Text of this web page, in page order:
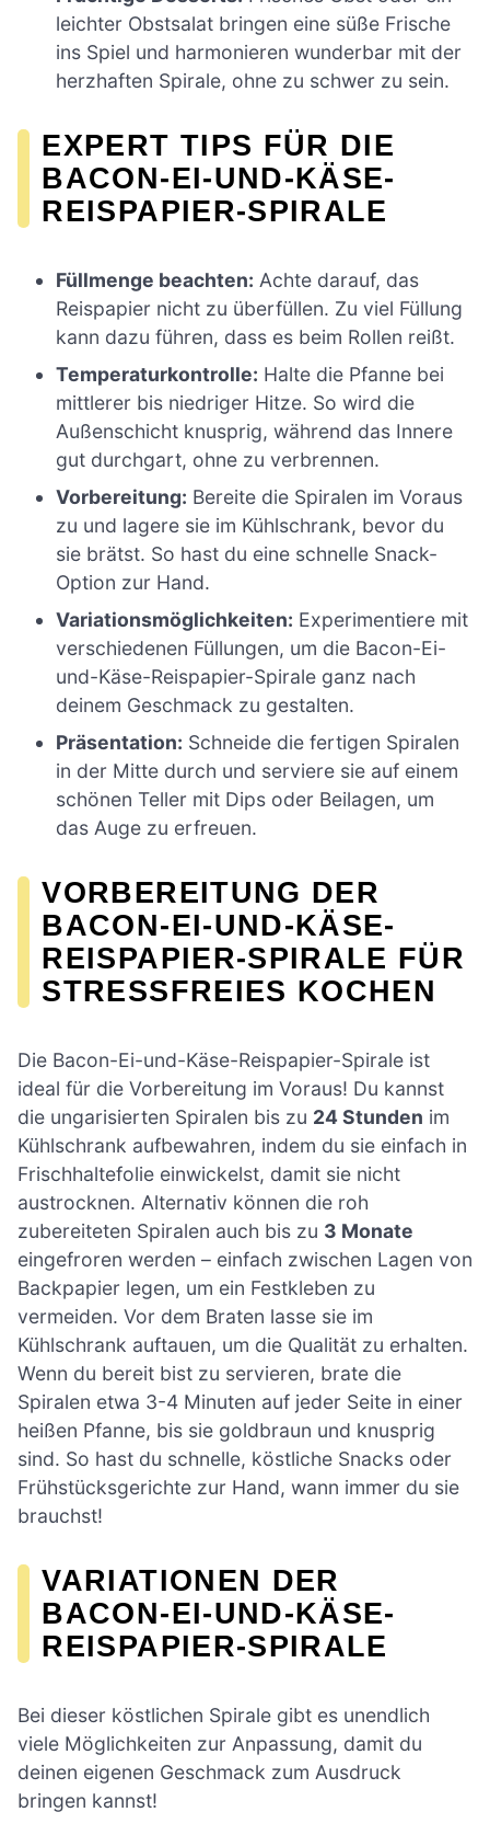
leichter Obstsalat bringen eine süße Frische
ins Spiel und harmonieren wunderbar mit der
herzhaften Spirale, ohne zu schwer zu sein.
EXPERT TIPS FÜR DIE
BACON-EI-UND-KÄSE-
REISPAPIER-SPIRALE
Füllmenge beachten: Achte darauf, das
Reispapier nicht zu überfüllen. Zu viel Füllung
kann dazu führen, dass es beim Rollen reißt.
Temperaturkontrolle: Halte die Pfanne bei
mittlerer bis niedriger Hitze. So wird die
Außenschicht knusprig, während das Innere
gut durchgart, ohne zu verbrennen.
Vorbereitung: Bereite die Spiralen im Voraus
zu und lagere sie im Kühlschrank, bevor du
sie brätst. So hast du eine schnelle Snack-
Option zur Hand.
Variationsmöglichkeiten: Experimentiere mit
verschiedenen Füllungen, um die Bacon-Ei-
und-Käse-Reispapier-Spirale ganz nach
deinem Geschmack zu gestalten.
Präsentation: Schneide die fertigen Spiralen
in der Mitte durch und serviere sie auf einem
schönen Teller mit Dips oder Beilagen, um
das Auge zu erfreuen.
VORBEREITUNG DER
BACON-EI-UND-KÄSE-
REISPAPIER-SPIRALE FÜR
STRESSFREIES KOCHEN
Die Bacon-Ei-und-Käse-Reispapier-Spirale ist
ideal für die Vorbereitung im Voraus! Du kannst
die ungarisierten Spiralen bis zu 24 Stunden im
Kühlschrank aufbewahren, indem du sie einfach in
Frischhaltefolie einwickelst, damit sie nicht
austrocknen. Alternativ können die roh
zubereiteten Spiralen auch bis zu 3 Monate
eingefroren werden – einfach zwischen Lagen von
Backpapier legen, um ein Festkleben zu
vermeiden. Vor dem Braten lasse sie im
Kühlschrank auftauen, um die Qualität zu erhalten.
Wenn du bereit bist zu servieren, brate die
Spiralen etwa 3-4 Minuten auf jeder Seite in einer
heißen Pfanne, bis sie goldbraun und knusprig
sind. So hast du schnelle, köstliche Snacks oder
Frühstücksgerichte zur Hand, wann immer du sie
brauchst!
VARIATIONEN DER
BACON-EI-UND-KÄSE-
REISPAPIER-SPIRALE
Bei dieser köstlichen Spirale gibt es unendlich
viele Möglichkeiten zur Anpassung, damit du
deinen eigenen Geschmack zum Ausdruck
bringen kannst!